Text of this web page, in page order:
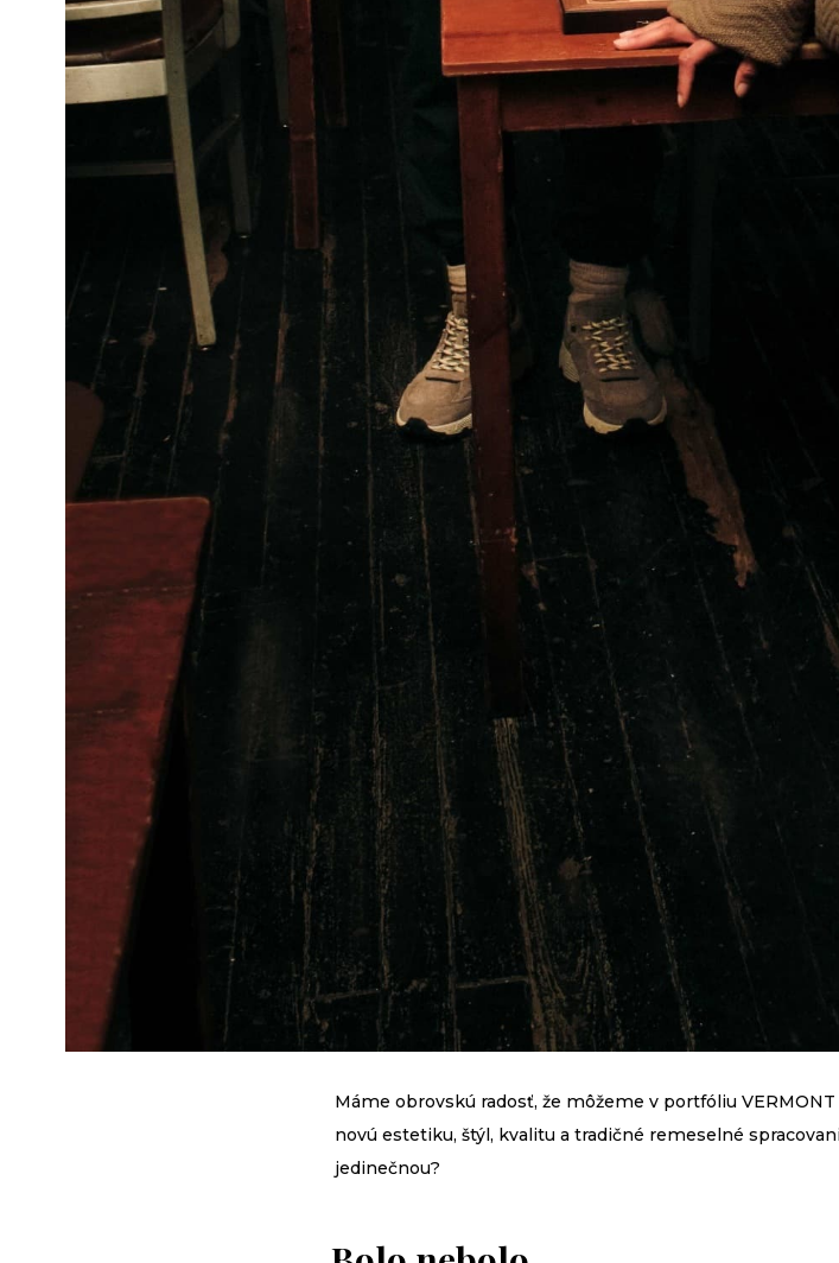
Máme obrovskú radosť, že môžeme v portfóliu
novú estetiku, štýl, kvalitu a tradičné remeselné
jedinečnou?